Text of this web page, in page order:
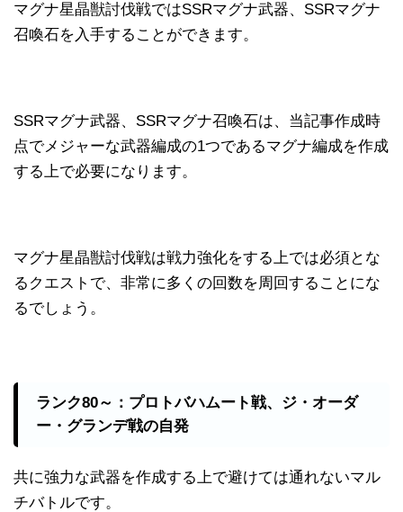
マグナ星晶獣討伐戦ではSSRマグナ武器、SSRマグナ
召喚石を入手することができます。
SSRマグナ武器、SSRマグナ召喚石は、当記事作成時
点でメジャーな武器編成の1つであるマグナ編成を作成
する上で必要になります。
マグナ星晶獣討伐戦は戦力強化をする上では必須とな
るクエストで、非常に多くの回数を周回することにな
るでしょう。
ランク80～：プロトバハムート戦、ジ・オーダ
ー・グランデ戦の自発
共に強力な武器を作成する上で避けては通れないマル
チバトルです。